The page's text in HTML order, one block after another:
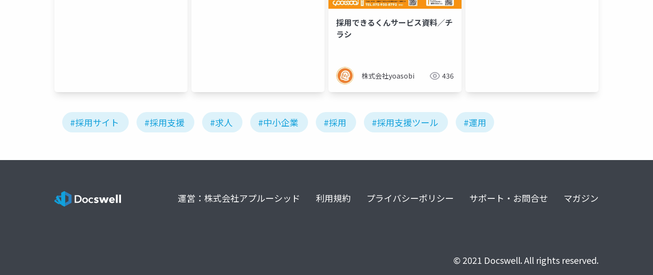
採用できるくんサービス資料／チ
ラシ
株式会社yoasobi 436
#採用サイト #採用支援 #求人 #中小企業 #採用 #採用支援ツール #運用
運営：株式会社アプルーシッド 利用規約 プライバシーポリシー サポート・お問合せ マガジン
© 2021 Docswell. All rights reserved.